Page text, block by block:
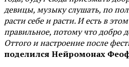
девицы, музыку слушать, по
расти себе и расти. И есть в
правильное, потому что добро
Оттого и настроение после
поделился Нейромонах